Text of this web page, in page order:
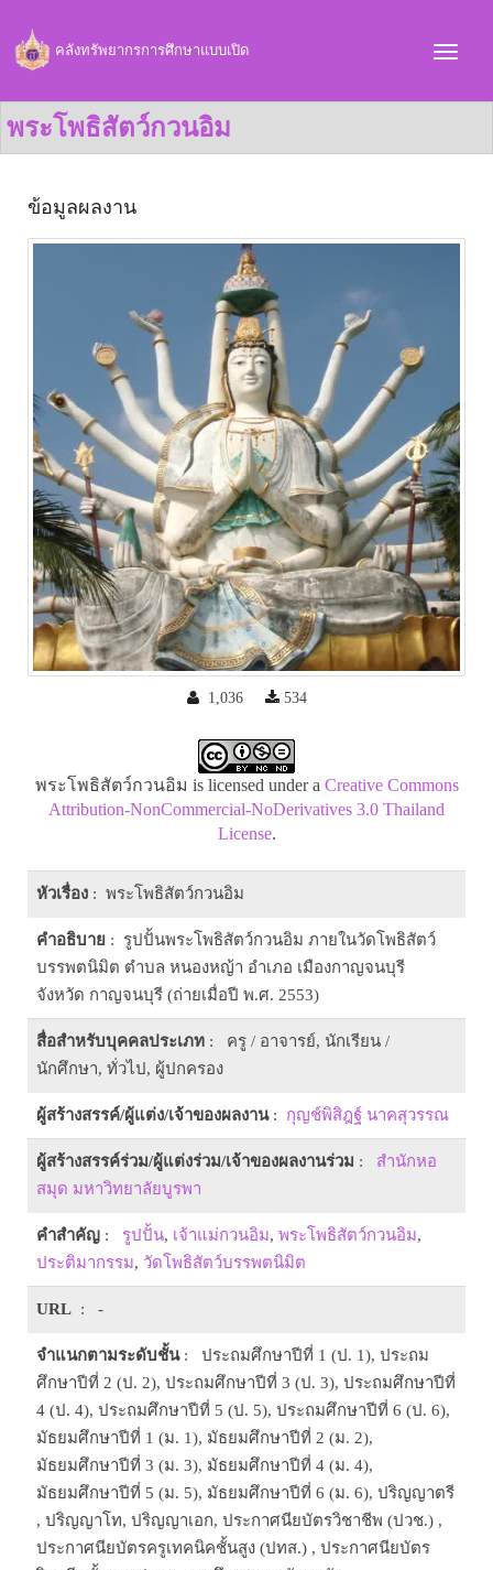
คลังทรัพยากรการศึกษาแบบเปิด
พระโพธิสัตว์กวนอิม
ข้อมูลผลงาน
1,036 534
พระโพธิสัตว์กวนอิม is licensed under a Creative Commons
Attribution-NonCommercial-NoDerivatives 3.0 Thailand
License.
หัวเรื่อง : พระโพธิสัตว์กวนอิม
คำอธิบาย : รูปปั้นพระโพธิสัตว์กวนอิม ภายในวัดโพธิสัตว์
บรรพตนิมิต ตำบล หนองหญ้า อำเภอ เมืองกาญจนบุรี
จังหวัด กาญจนบุรี (ถ่ายเมื่อปี พ.ศ. 2553)
สื่อสำหรับบุคคลประเภท : ครู / อาจารย์, นักเรียน /
นักศึกษา, ทั่วไป, ผู้ปกครอง
ผู้สร้างสรรค์/ผู้แต่ง/เจ้าของผลงาน: กุญช์พิสิฎฐ์ นาคสุวรรณ
ผู้สร้างสรรค์ร่วม/ผู้แต่งร่วม/เจ้าของผลงานร่วม : สำนักหอ
สมุด มหาวิทยาลัยบูรพา
คำสำคัญ : รูปปั้น, เจ้าแม่กวนอิม, พระโพธิสัตว์กวนอิม,
ประติมากรรม, วัดโพธิสัตว์บรรพตนิมิต
URL : -
จำแนกตามระดับชั้น: ประถมศึกษาปีที่ 1 (ป. 1), ประถม
ศึกษาปีที่ 2 (ป. 2), ประถมศึกษาปีที่ 3 (ป. 3), ประถมศึกษาปีที่
4 (ป. 4), ประถมศึกษาปีที่ 5 (ป. 5), ประถมศึกษาปีที่ 6 (ป. 6),
มัธยมศึกษาปีที่ 1 (ม. 1), มัธยมศึกษาปีที่ 2 (ม. 2),
มัธยมศึกษาปีที่ 3 (ม. 3), มัธยมศึกษาปีที่ 4 (ม. 4),
มัธยมศึกษาปีที่ 5 (ม. 5), มัธยมศึกษาปีที่ 6 (ม. 6), ปริญญาตรี
, ปริญญาโท, ปริญญาเอก, ประกาศนียบัตรวิชาชีพ (ปวช.) ,
ประกาศนียบัตรครูเทคนิคชั้นสูง (ปทส.) , ประกาศนียบัตร